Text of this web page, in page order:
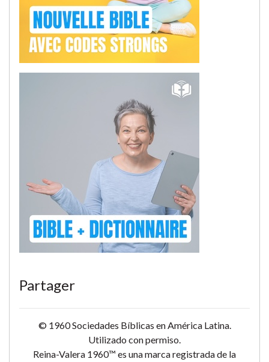
Partager
© 1960 Sociedades Bíblicas en América Latina.
Utilizado con permiso.
Reina-Valera 1960™ es una marca registrada de la